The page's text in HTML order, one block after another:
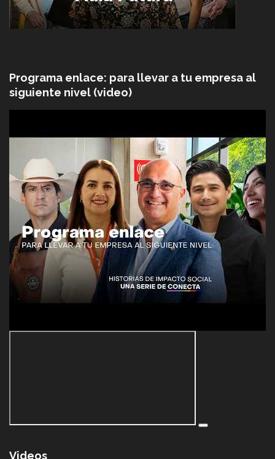
Programa enlace: para llevar a tu empresa al
siguiente nivel (video)
Videos